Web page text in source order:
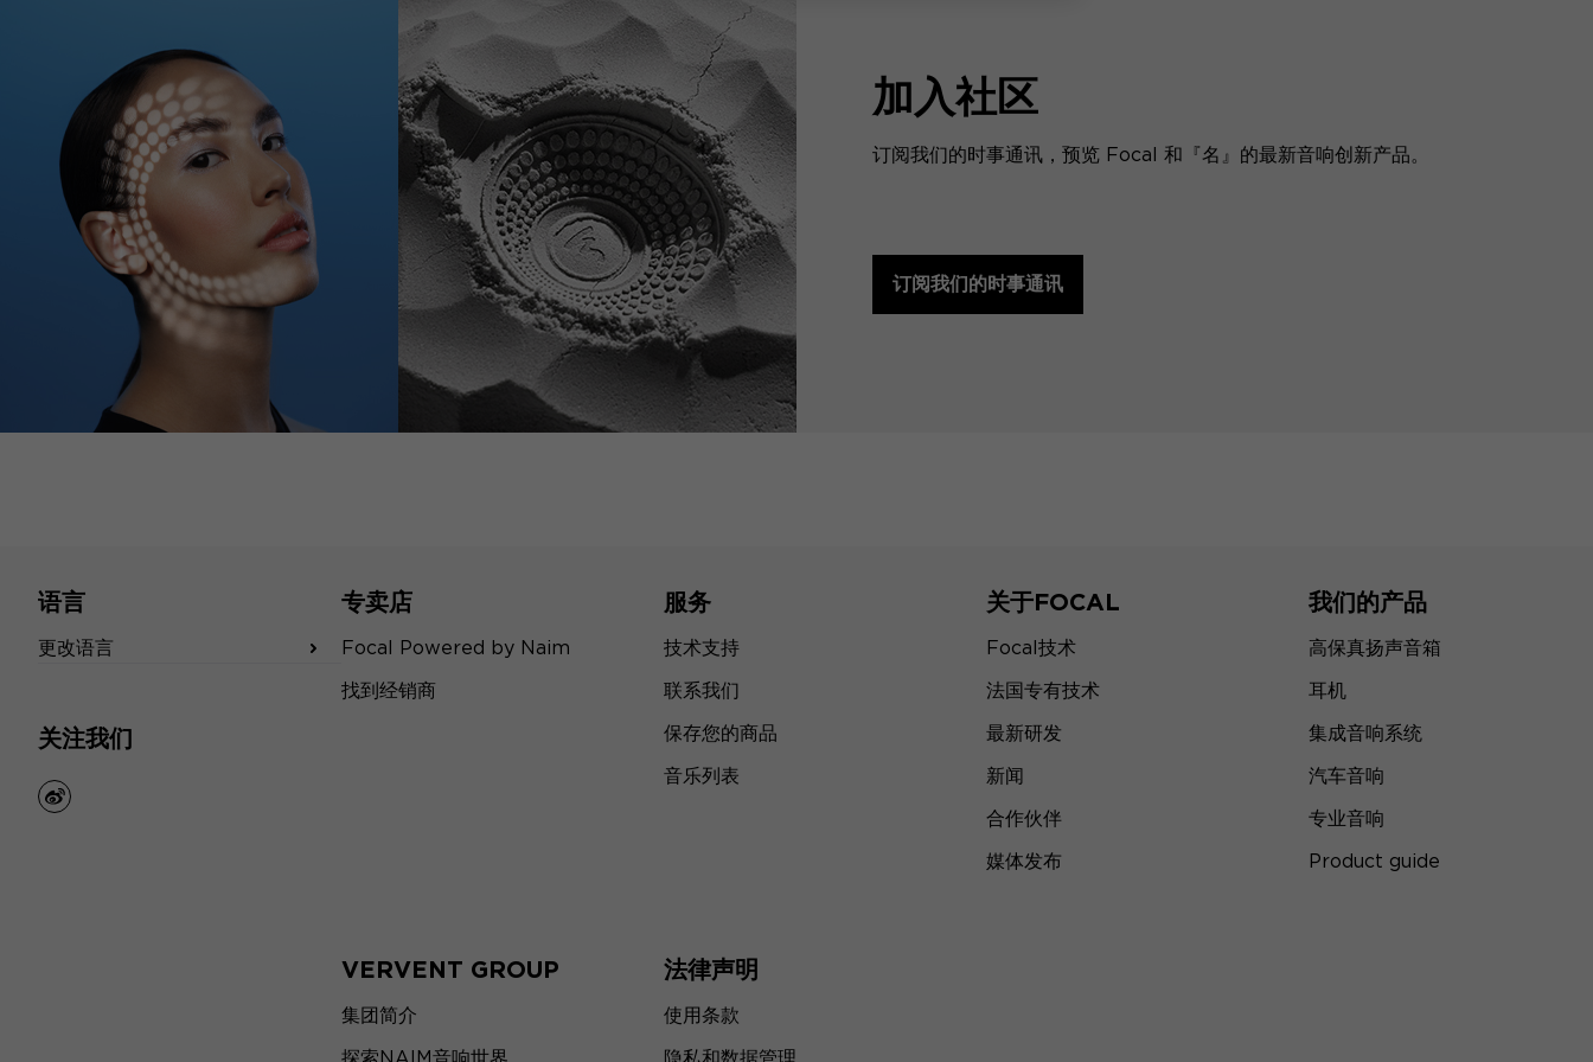
加入社区
订阅我们的时事通讯，预览 Focal 和『名』的最新音响创新产品。
订阅我们的时事通讯
语言
更改语言
关注我们
weibo
专卖店
Focal Powered by Naim
找到经销商
服务
技术支持
联系我们
保存您的商品
音乐列表
关于FOCAL
Focal技术
法国专有技术
最新研发
新闻
合作伙伴
媒体发布
我们的产品
高保真扬声音箱
耳机
集成音响系统
汽车音响
专业音响
Product guide
VERVENT GROUP
集团简介
法律声明
使用条款